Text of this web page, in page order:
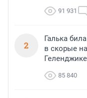
91 931
2
Галька
в скорые
85 840